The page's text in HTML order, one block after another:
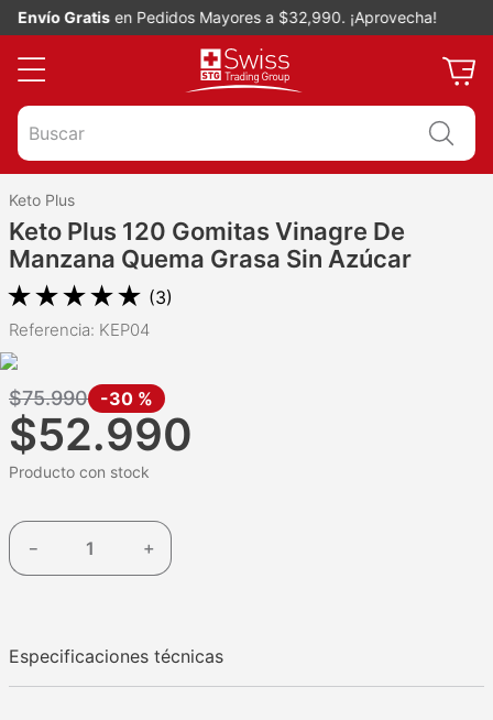
Envío Gratisen Pedidos Mayores a $32,990. ¡Aprovecha!
Buscar
Keto Plus
Keto Plus 120 Gomitas Vinagre De
Manzana Quema Grasa Sin Azúcar
★★★★★ (3)
Referencia: KEP04
$75.990 -30 %
$52.990
Producto con stock
＋
－
Especificaciones técnicas